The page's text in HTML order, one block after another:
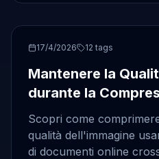
PDF compression
17/4/2026 12 tags
Mantenere la
durante la
Scopri come
qualità dell'immagine
di documenti online